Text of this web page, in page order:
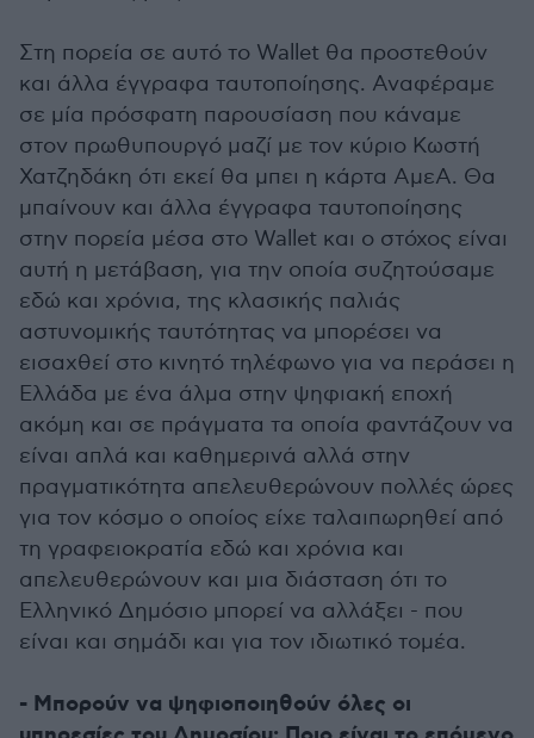
Στη πορεία σε αυτό το Wallet θα προστεθούν
και άλλα έγγραφα ταυτοποίησης. Αναφέραμε
σε μία πρόσφατη παρουσίαση που κάναμε
στον πρωθυπουργό μαζί με τον κύριο Κωστή
Χατζηδάκη ότι εκεί θα μπει η κάρτα ΑμεΑ. Θα
μπαίνουν και άλλα έγγραφα ταυτοποίησης
στην πορεία μέσα στο Wallet και ο στόχος είναι
αυτή η μετάβαση, για την οποία συζητούσαμε
εδώ και χρόνια, της κλασικής παλιάς
αστυνομικής ταυτότητας να μπορέσει να
εισαχθεί στο κινητό τηλέφωνο για να περάσει η
Ελλάδα με ένα άλμα στην ψηφιακή εποχή
ακόμη και σε πράγματα τα οποία φαντάζουν να
είναι απλά και καθημερινά αλλά στην
πραγματικότητα απελευθερώνουν πολλές ώρες
για τον κόσμο ο οποίος είχε ταλαιπωρηθεί από
τη γραφειοκρατία εδώ και χρόνια και
απελευθερώνουν και μια διάσταση ότι το
Ελληνικό Δημόσιο μπορεί να αλλάξει - που
είναι και σημάδι και για τον ιδιωτικό τομέα.
- Μπορούν να ψηφιοποιηθούν όλες οι